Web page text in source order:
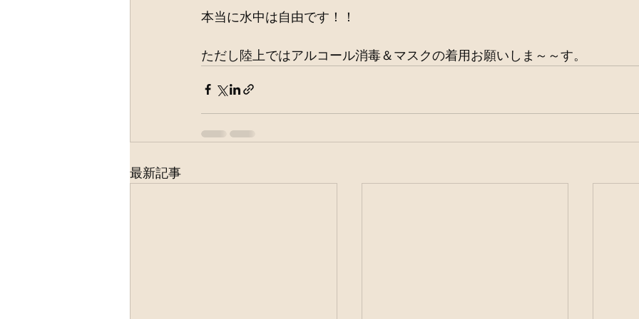
本当に水中は自由です！！
ただし陸上ではアルコール消毒＆マスクの着用お願いしま～～す。
最新記事